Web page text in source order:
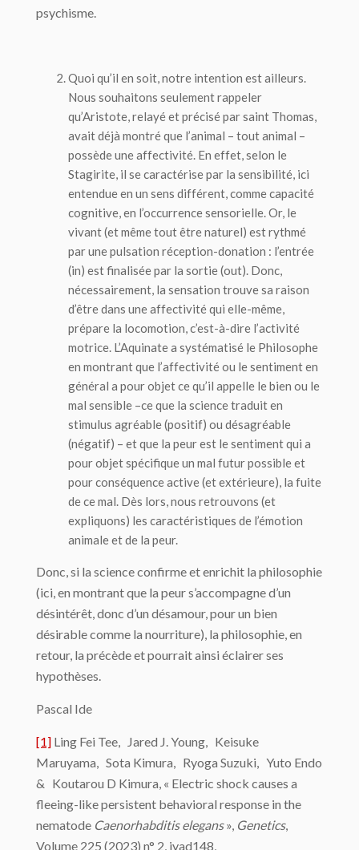
psychisme.
Quoi qu’il en soit, notre intention est ailleurs.
Nous souhaitons seulement rappeler
qu’Aristote, relayé et précisé par saint Thomas,
avait déjà montré que l’animal – tout animal –
possède une affectivité. En effet, selon le
Stagirite, il se caractérise par la sensibilité, ici
entendue en un sens différent, comme capacité
cognitive, en l’occurrence sensorielle. Or, le
vivant (et même tout être naturel) est rythmé
par une pulsation réception-donation : l’entrée
(in) est finalisée par la sortie (out). Donc,
nécessairement, la sensation trouve sa raison
d’être dans une affectivité qui elle-même,
prépare la locomotion, c’est-à-dire l’activité
motrice. L’Aquinate a systématisé le Philosophe
en montrant que l’affectivité ou le sentiment en
général a pour objet ce qu’il appelle le bien ou le
mal sensible –ce que la science traduit en
stimulus agréable (positif) ou désagréable
(négatif) – et que la peur est le sentiment qui a
pour objet spécifique un mal futur possible et
pour conséquence active (et extérieure), la fuite
de ce mal. Dès lors, nous retrouvons (et
expliquons) les caractéristiques de l’émotion
animale et de la peur.
Donc, si la science confirme et enrichit la philosophie
(ici, en montrant que la peur s’accompagne d’un
désintérêt, donc d’un désamour, pour un bien
désirable comme la nourriture), la philosophie, en
retour, la précède et pourrait ainsi éclairer ses
hypothèses.
Pascal Ide
[1] Ling Fei Tee, Jared J. Young, Keisuke
Maruyama, Sota Kimura, Ryoga Suzuki, Yuto Endo
& Koutarou D Kimura, « Electric shock causes a
fleeing-like persistent behavioral response in the
nematode Caenorhabditis elegans», Genetics,
Volume 225 (2023) n° 2, iyad148,